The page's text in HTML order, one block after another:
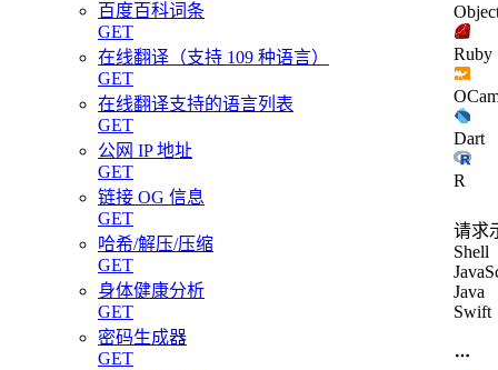
百度百科词条
GET
在线翻译（支持 109 种语言）
GET
在线翻译支持的语言列表
GET
公网 IP 地址
GET
链接 OG 信息
GET
哈希/解压/压缩
GET
身体健康分析
GET
密码生成器
GET
Ruby
Dart
R
请求
Shell
Java
Swift